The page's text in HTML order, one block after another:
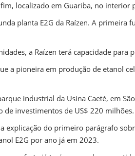
localizado em Guariba, no interior
planta E2G da Raízen. A primeira
a Raízen terá capacidade para
a pioneira em produção de etanol
industrial da Usina Caeté, em
de investimentos de US$ 220
explicação do primeiro parágrafo
E2G por ano já em 2023.